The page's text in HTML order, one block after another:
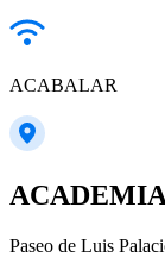
ACABALAR
Paseo de Luis